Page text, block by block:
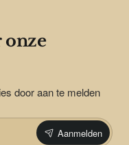
onze
door aan te melden
Aanmelden